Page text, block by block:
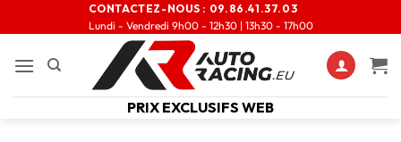
CONTACTEZ-NOUS : 09.86.41.37.03
Lundi - Vendredi 9h00 - 12h30 | 13h30 - 17h00
PRIX EXCLUSIFS WEB